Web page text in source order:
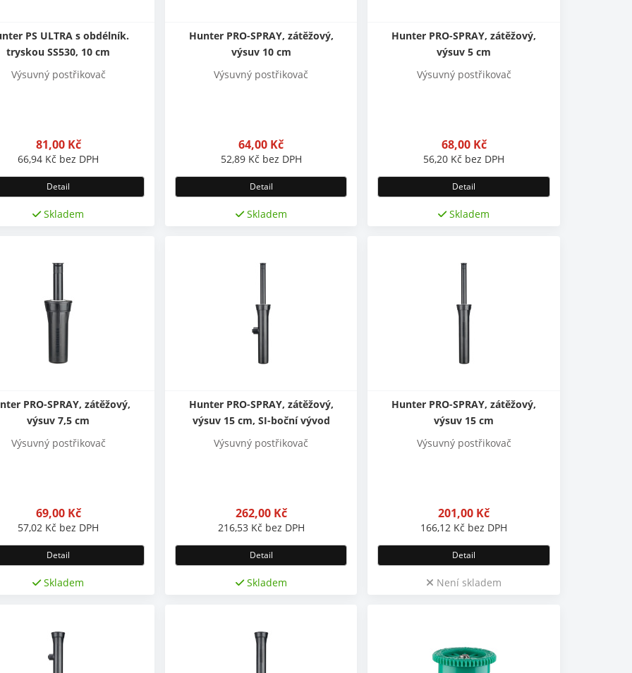
PS ULTRA s obdélník.
tryskou SS530, 10 cm
Výsuvný postřikovač
81,00 Kč
66,94 Kč bez DPH
Detail
Skladem
Hunter PRO-SPRAY, zátěžový,
výsuv 10 cm
Výsuvný postřikovač
64,00 Kč
52,89 Kč bez DPH
Detail
Skladem
Hunter PRO-SPRAY, zátěžový,
výsuv 5 cm
Výsuvný postřikovač
68,00 Kč
56,20 Kč bez DPH
Detail
Skladem
PRO-SPRAY, zátěžový,
výsuv 7,5 cm
Výsuvný postřikovač
69,00 Kč
57,02 Kč bez DPH
Detail
Skladem
Hunter PRO-SPRAY, zátěžový,
výsuv 15 cm, SI-boční vývod
Výsuvný postřikovač
262,00 Kč
216,53 Kč bez DPH
Detail
Skladem
Hunter PRO-SPRAY, zátěžový,
výsuv 15 cm
Výsuvný postřikovač
201,00 Kč
166,12 Kč bez DPH
Detail
Není skladem